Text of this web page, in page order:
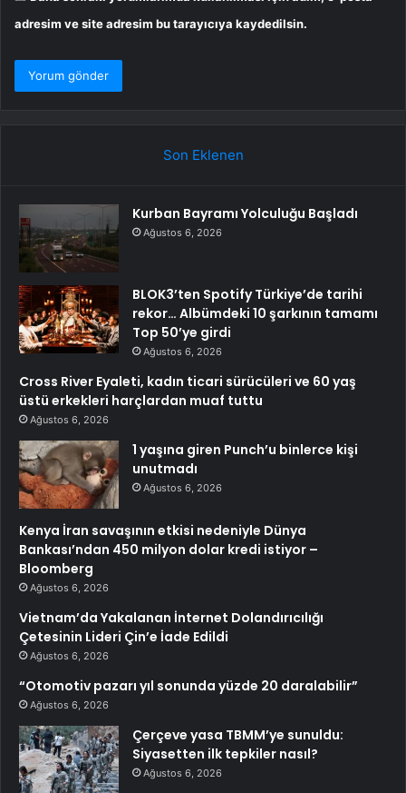
adresim ve site adresim bu tarayıcıya kaydedilsin.
Son Eklenen
Kurban Bayramı Yolculuğu Başladı
Ağustos 6, 2026
BLOK3’ten Spotify Türkiye’de tarihi
rekor… Albümdeki 10 şarkının tamamı
Top 50’ye girdi
Ağustos 6, 2026
Cross River Eyaleti, kadın ticari sürücüleri ve 60 yaş
üstü erkekleri harçlardan muaf tuttu
Ağustos 6, 2026
1 yaşına giren Punch’u binlerce kişi
unutmadı
Ağustos 6, 2026
Kenya İran savaşının etkisi nedeniyle Dünya
Bankası’ndan 450 milyon dolar kredi istiyor –
Bloomberg
Ağustos 6, 2026
Vietnam’da Yakalanan İnternet Dolandırıcılığı
Çetesinin Lideri Çin’e İade Edildi
Ağustos 6, 2026
“Otomotiv pazarı yıl sonunda yüzde 20 daralabilir”
Ağustos 6, 2026
Çerçeve yasa TBMM’ye sunuldu:
Siyasetten ilk tepkiler nasıl?
Ağustos 6, 2026